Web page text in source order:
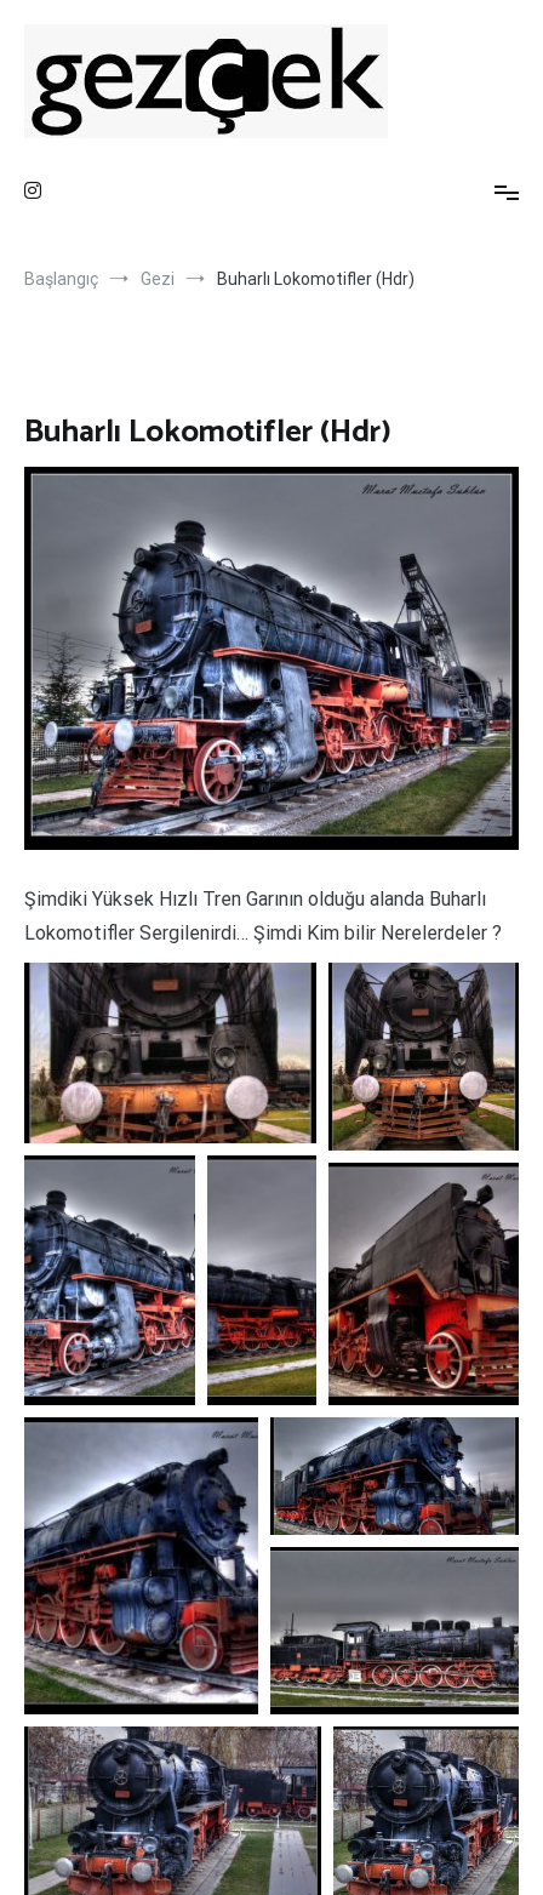
Başlangıç Gezi Buharlı Lokomotifler (Hdr)
Buharlı Lokomotifler (Hdr)
Şimdiki Yüksek Hızlı Tren Garının olduğu alanda Buharlı
Lokomotifler Sergilenirdi… Şimdi Kim bilir Nerelerdeler ?